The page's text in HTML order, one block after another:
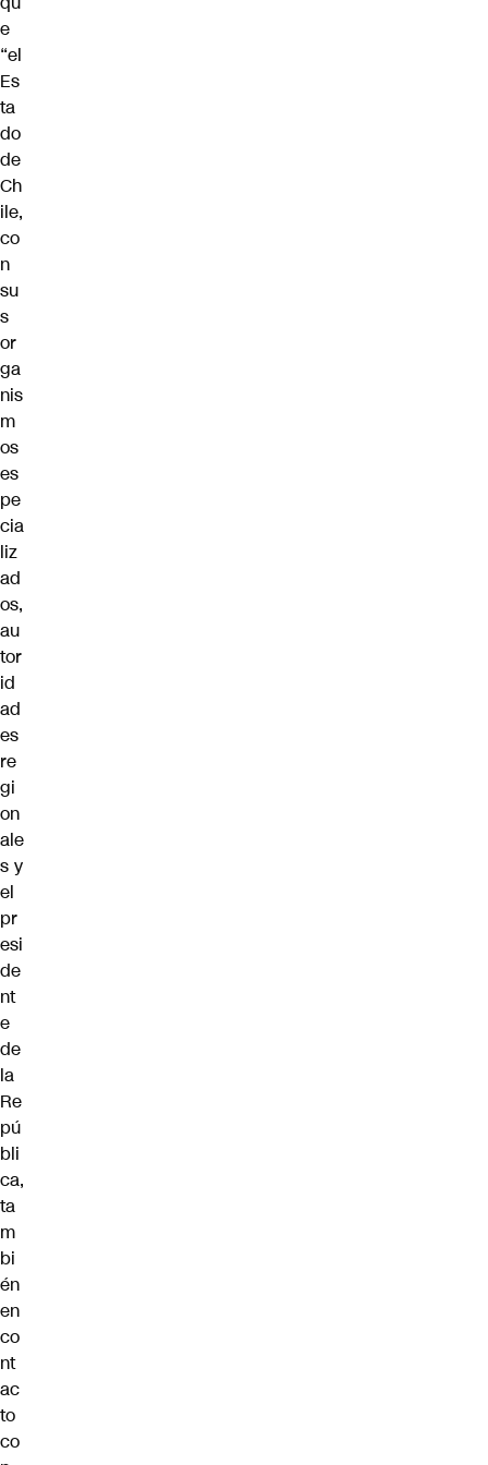
e
“el
Es
ta
do
de
Ch
ile,
co
n
su
s
or
ga
nis
m
os
es
pe
cia
liz
ad
os,
au
tor
id
ad
es
re
gi
on
ale
s y
el
pr
esi
de
nt
e
de
la
Re
pú
bli
ca,
ta
m
bi
én
en
co
nt
ac
to
co